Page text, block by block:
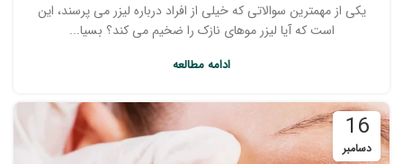
یکی از مهمترین سوالاتی که خیلی از افراد درباره لیزر می پرسند، این
است که آیا لیزر موهای نازک را ضخیم می کند؟ بسیا...
ادامه مطالعه
16
دسامبر